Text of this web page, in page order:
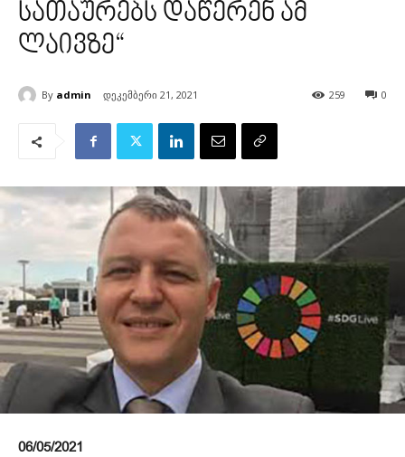
სათაურებს დაწერენ ამ
ლაივზე“
By admin დეკემბერი 21, 2021 0
259
06/05/2021